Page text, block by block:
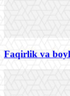
Faqirlik va